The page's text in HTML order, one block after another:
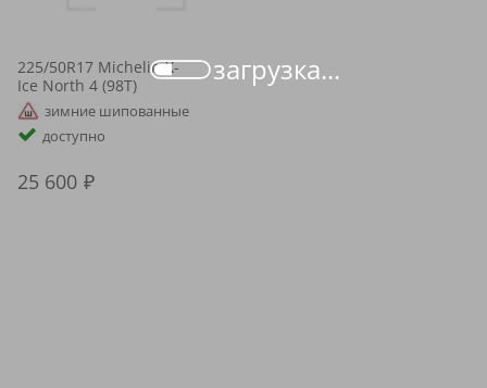
загрузка...
225/50R17 Michelin X-
Ice North 4 (98T)
зимние шипованные
доступно
25 600